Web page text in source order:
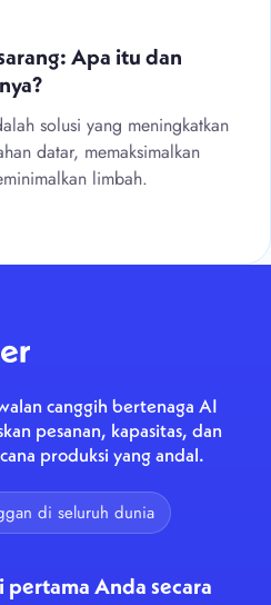
Apa itu dan
solusi yang meningkatkan
datar, memaksimalkan
limbah.
canggih bertenaga AI
pesanan, kapasitas, dan
produksi yang andal.
di seluruh dunia
pertama Anda secara